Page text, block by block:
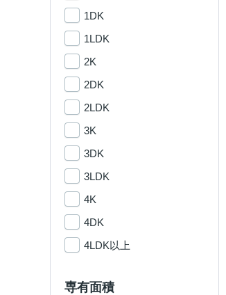
1DK
1LDK
2K
2DK
2LDK
3K
3DK
3LDK
4K
4DK
4LDK以上
専有面積